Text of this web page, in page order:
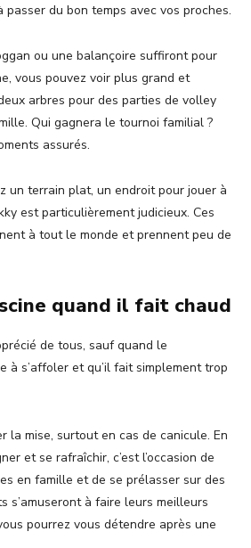
du bon temps avec vos proches.
ou une balançoire suffiront pour
vous pouvez voir plus grand et
arbres pour des parties de volley
Qui gagnera le tournoi familial ?
assurés.
un terrain plat, un endroit pour jouer à
est particulièrement judicieux. Ces
à tout le monde et prennent peu de
quand il fait chaud
de tous, sauf quand le
à s’affoler et qu’il fait simplement trop
la mise, surtout en cas de canicule. En
et se rafraîchir, c’est l’occasion de
en famille et de se prélasser sur des
s’amuseront à faire leurs meilleurs
pourrez vous détendre après une